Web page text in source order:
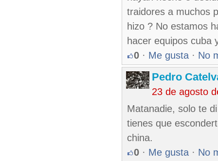
traidores a muchos
hizo ? No estamos
hacer equipos cuba
0 · Me gusta · No
Pedro
23 de agosto
Matanadie, solo te
tienes que
china.
0 · Me gusta · No